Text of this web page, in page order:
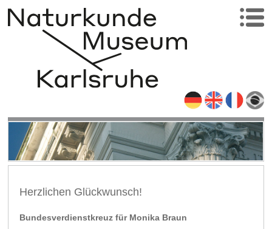
Herzlichen Glückwunsch!
Bundesverdienstkreuz für Monika Braun